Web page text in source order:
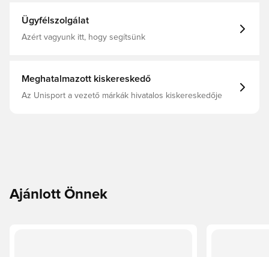
Ügyfélszolgálat
Azért vagyunk itt, hogy segítsünk
Meghatalmazott kiskereskedő
Az Unisport a vezető márkák hivatalos kiskereskedője
Ajánlott Önnek